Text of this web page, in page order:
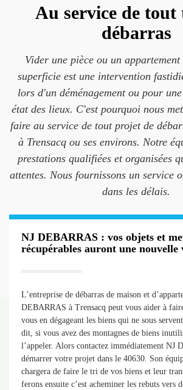
Au service de tout
débarras
Vider une pièce ou un
superficie est une intervention
lors d'un déménagement ou pour
état des lieux. C'est pourquoi nous
faire au service de tout projet de
à Trensacq ou ses environs. Notre
prestations qualifiées et organisées
attentes. Nous fournissons un service
dans les délais.
NJ DEBARRAS : vos objets et
récupérables auront une nouvelle
L’entreprise de débarras de maison et
DEBARRAS à Trensacq peut vous aider à
vous en dégageant les biens qui ne sous
dit, si vous avez des montagnes de biens
l’appeler. Alors contactez immédiatement NJ
démarrer votre projet dans le 40630. Son
chargera de faire le tri de vos biens et leur
ferons ensuite c’est acheminer les rebuts vers